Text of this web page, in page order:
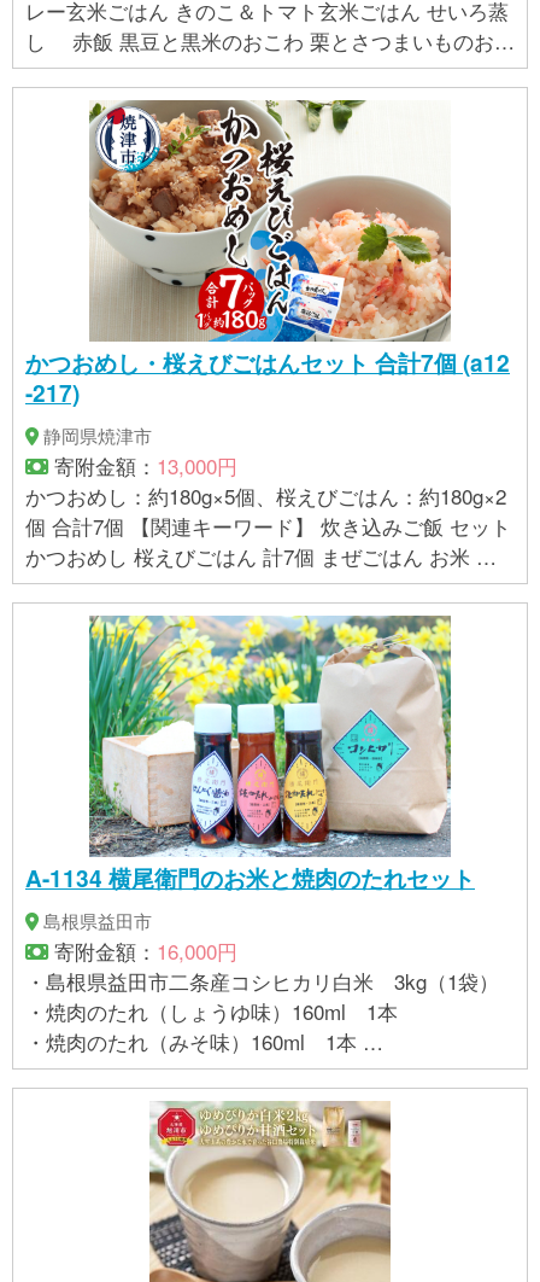
レー玄米ごはん きのこ＆トマト玄米ごはん せいろ蒸
し 赤飯 黒豆と黒米のおこわ 栗とさつまいものおこ
わ とりごぼうおこわ 紅鮭ときのこのおこわ うなぎお
こわ 根菜ちらし寿司 華味鳥のそぼろ寿司 華味鳥のか
しわごはん 桜えびと高菜のごはん ぶり照焼きごはん
博多和牛ごはん 各125ｇ
かつおめし・桜えびごはんセット 合計7個 (a12
-217)
静岡県焼津市
寄附金額： 13,000円
かつおめし：約180g×5個、桜えびごはん：約180g×2
個 合計7個 【関連キーワード】 炊き込みご飯 セット
かつおめし 桜えびごはん 計7個 まぜごはん お米 か
つお 桜エビ 冷凍 ご飯 個包装 焼津
A-1134 横尾衛門のお米と焼肉のたれセット
島根県益田市
寄附金額： 16,000円
・島根県益田市二条産コシヒカリ白米 3kg（1袋）
・焼肉のたれ（しょうゆ味）160ml 1本
・焼肉のたれ（みそ味）160ml 1本
・にんにく醤油 160ml 1本